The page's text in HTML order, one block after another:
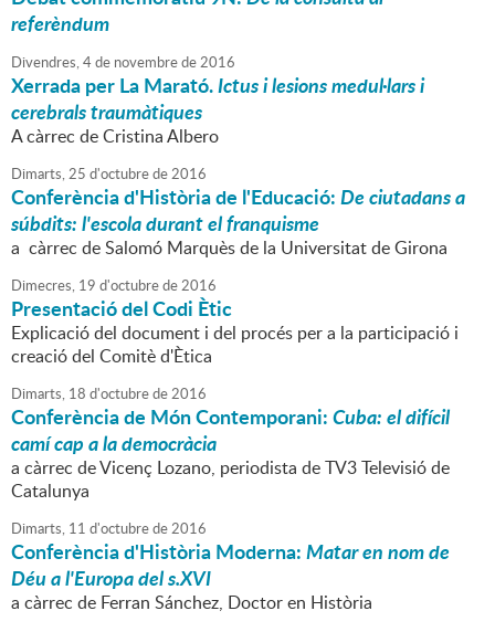
referèndum
Divendres,4de novembrede2016
Xerrada per La Marató.Ictus i lesions medul·lars i
cerebrals traumàtiques
A càrrec de Cristina Albero
Dimarts,25 d'octubrede2016
Conferència d'Història de l'Educació:De ciutadans a
súbdits: l'escola durant el franquisme
a càrrec de Salomó Marquès de la Universitat de Girona
Dimecres, 19 d'octubrede2016
Presentació del Codi Ètic
Explicació del document i del procés per a la participació i
creació del Comitè d'Ètica
Dimarts, 18 d'octubrede2016
Conferència de Món Contemporani:Cuba: el difícil
camí cap a la democràcia
a càrrec de Vicenç Lozano, periodista de TV3 Televisió de
Catalunya
Dimarts, 11 d'octubrede2016
Conferència d'Història Moderna:Matar en nom de
Déu a l'Europa del s.XVI
a càrrec de Ferran Sánchez, Doctor en Història